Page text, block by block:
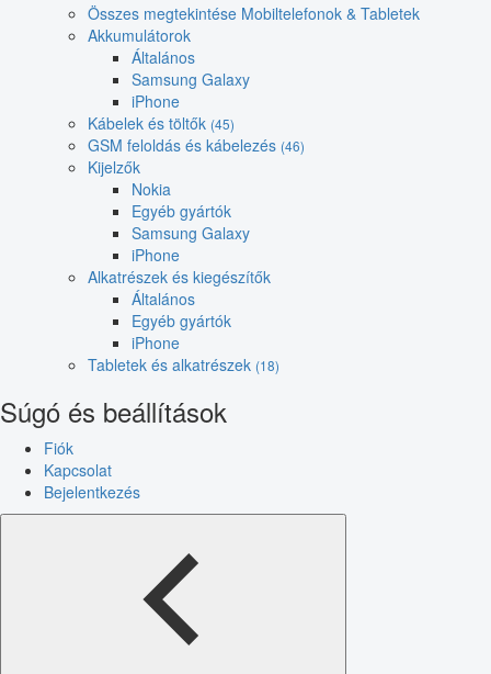
Összes megtekintése Mobiltelefonok & Tabletek
Akkumulátorok
Általános
Samsung Galaxy
iPhone
Kábelek és töltők (45)
GSM feloldás és kábelezés (46)
Kijelzők
Nokia
Egyéb gyártók
Samsung Galaxy
iPhone
Alkatrészek és kiegészítők
Általános
Egyéb gyártók
iPhone
Tabletek és alkatrészek (18)
Súgó és beállítások
Fiók
Kapcsolat
Bejelentkezés